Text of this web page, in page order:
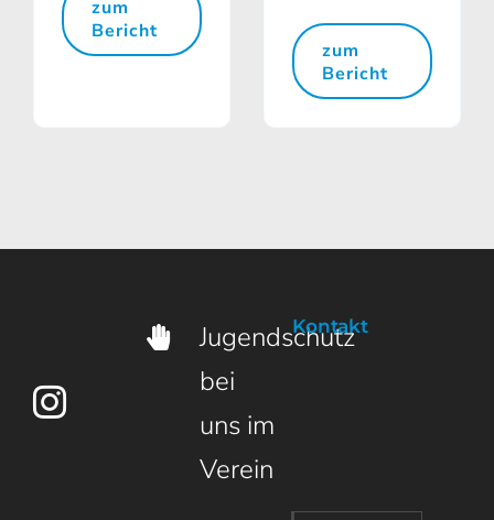
zum
Bericht
zum
Bericht
Jugendschutz
bei
uns im
Verein
Kontakt